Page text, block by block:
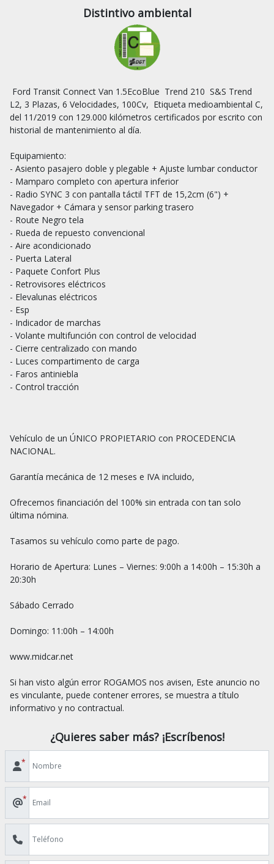
Distintivo ambiental
L2, 3 Plazas, 6 Velocidades, 100Cv,  Etiqueta medioambiental C,
del 11/2019 con 129.000 kilómetros certificados por escrito con
historial de mantenimiento al día.
Equipamiento:
- Asiento pasajero doble y plegable + Ajuste lumbar conductor
- Mamparo completo con apertura inferior
- Radio SYNC 3 con pantalla táctil TFT de 15,2cm (6") +
Navegador + Cámara y sensor parking trasero
- Route Negro tela
- Rueda de repuesto convencional
- Aire acondicionado
- Puerta Lateral
- Paquete Confort Plus
- Retrovisores eléctricos
- Elevalunas eléctricos
- Esp
- Indicador de marchas
- Volante multifunción con control de velocidad
- Cierre centralizado con mando
- Luces compartimento de carga
- Faros antiniebla
- Control tracción
Vehículo de un ÚNICO PROPIETARIO con PROCEDENCIA
NACIONAL.
Garantía mecánica de 12 meses e IVA incluido,
Ofrecemos financiación del 100% sin entrada con tan solo
última nómina.
Tasamos su vehículo como parte de pago.
Horario de Apertura: Lunes – Viernes: 9:00h a 14:00h – 15:30h a
20:30h
Sábado Cerrado
Domingo: 11:00h – 14:00h
www.midcar.net
Si han visto algún error ROGAMOS nos avisen, Este anuncio no
es vinculante, puede contener errores, se muestra a título
¿Quieres saber más? ¡Escríbenos!
*
*